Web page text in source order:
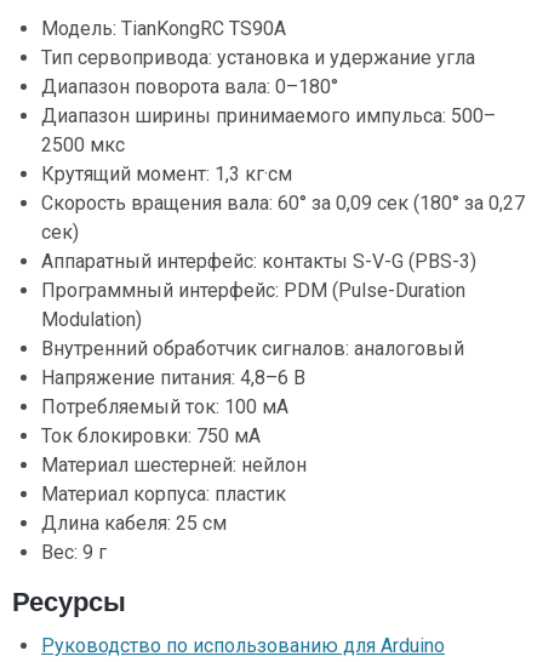
Модель: TianKongRC TS90A
Тип сервопривода: установка и удержание угла
Диапазон поворота вала: 0–180°
Диапазон ширины принимаемого импульса: 500–
2500 мкс
Крутящий момент: 1,3 кг·см
Скорость вращения вала: 60° за 0,09 сек (180° за 0,27
сек)
Аппаратный интерфейс: контакты S-V-G (PBS-3)
Программный интерфейс: PDM (Pulse-Duration
Modulation)
Внутренний обработчик сигналов: аналоговый
Напряжение питания: 4,8–6 В
Потребляемый ток: 100 мА
Ток блокировки: 750 мА
Материал шестерней: нейлон
Материал корпуса: пластик
Длина кабеля: 25 см
Вес: 9 г
Ресурсы
Руководство по использованию для Arduino